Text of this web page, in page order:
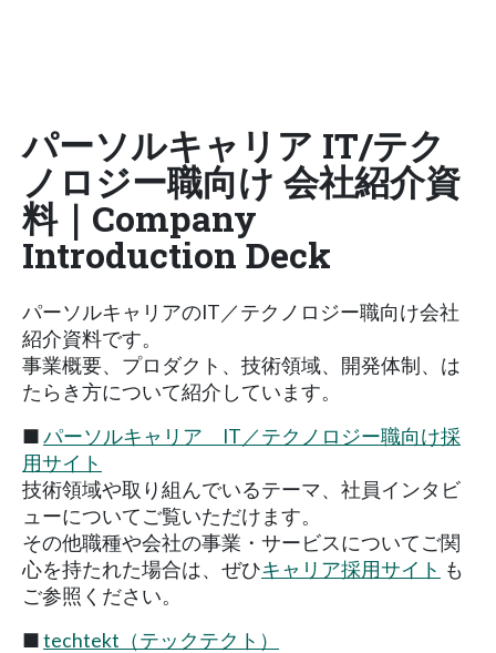
パーソルキャリア IT/テク
ノロジー職向け 会社紹介資
料｜Company
Introduction Deck
パーソルキャリアのIT／テクノロジー職向け会社
紹介資料です。
事業概要、プロダクト、技術領域、開発体制、は
たらき方について紹介しています。
■パーソルキャリア IT／テクノロジー職向け採
用サイト
技術領域や取り組んでいるテーマ、社員インタビ
ューについてご覧いただけます。
その他職種や会社の事業・サービスについてご関
心を持たれた場合は、ぜひキャリア採用サイト も
ご参照ください。
■techtekt（テックテクト）